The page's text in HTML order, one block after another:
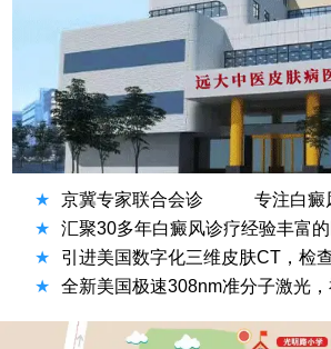
★ 京冀专家联合会诊
专注白癜
★
汇聚30多年白癜风诊疗经验丰富
★
引进美国数字化三维皮肤CT，检
★
全新美国极速308nm准分子激光